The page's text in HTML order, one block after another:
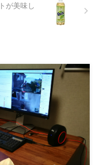
が美味し